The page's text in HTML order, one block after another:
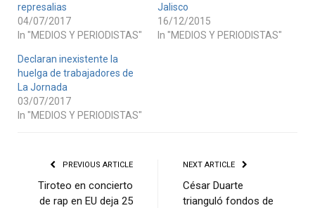
represalias
04/07/2017
In "MEDIOS Y PERIODISTAS"
Jalisco
16/12/2015
In "MEDIOS Y PERIODISTAS"
Declaran inexistente la
huelga de trabajadores de
La Jornada
03/07/2017
In "MEDIOS Y PERIODISTAS"
PREVIOUS ARTICLE
Tiroteo en concierto
de rap en EU deja 25
NEXT ARTICLE
César Duarte
trianguló fondos de